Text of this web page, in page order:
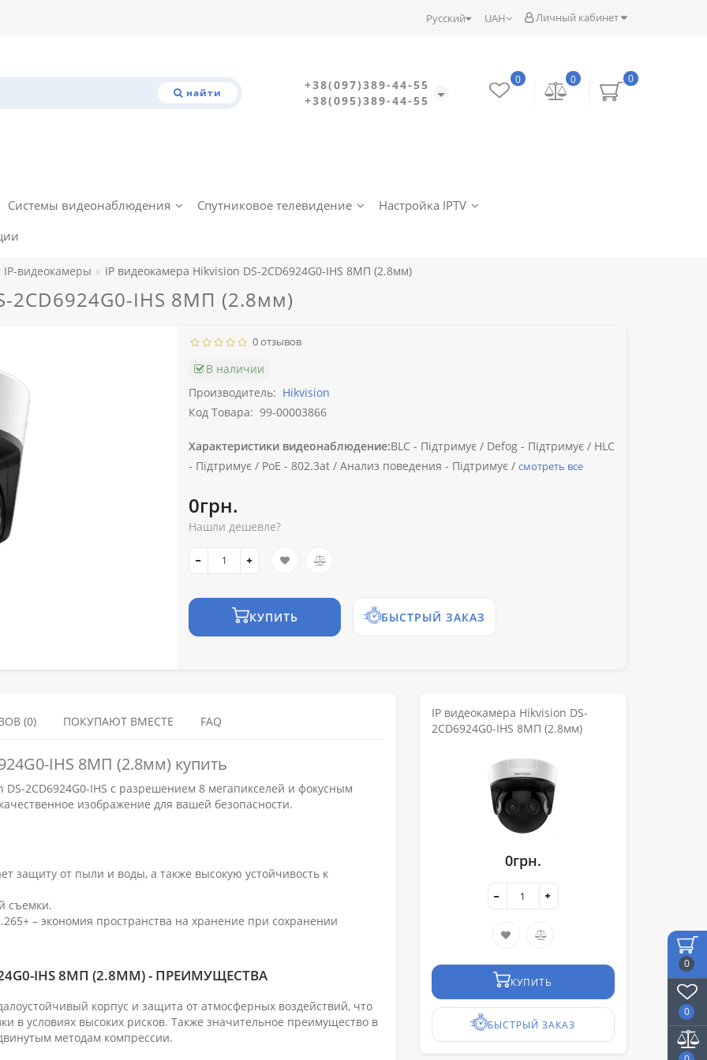
0
0
Личный кабинет
UAH
Русский
найти
+38(097)389-44-55
+38(095)389-44-55
0
0
0
Системы видеонаблюдения Спутниковое телевидение
Настройка IPTV
IP-видеокамеры IP видеокамера Hikvision DS-2CD6924G0-IHS 8МП (2.8мм)
2CD6924G0-IHS 8МП (2.8мм)
0 отзывов
В наличии
Производитель: Hikvision
Код Товара: 99-00003866
Характеристики видеонаблюдение:BLC - Підтримує / Defog - Підтримує / HLC
- Підтримує / PoE - 802.3at / Анализ поведения - Підтримує / смотреть все
0грн.
Нашли дешевле?
КУПИТЬ БЫСТРЫЙ ЗАКАЗ
(0) ПОКУПАЮТ ВМЕСТЕ FAQ
IHS 8МП (2.8мм) купить
2CD6924G0-IHS с разрешением 8 мегапикселей и фокусным
изображение для вашей безопасности.
защиту от пыли и воды, а также высокую устойчивость к
съемки.
– экономия пространства на хранение при сохранении
IHS 8МП (2.8ММ) - ПРЕИМУЩЕСТВА
корпус и защита от атмосферных воздействий, что
в условиях высоких рисков. Также значительное преимущество в
методам компрессии.
IP видеокамера Hikvision DS-
2CD6924G0-IHS 8МП (2.8мм)
0грн.
КУПИТЬ
БЫСТРЫЙ ЗАКАЗ